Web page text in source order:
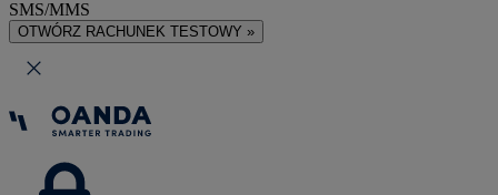
SMS/MMS
OTWÓRZ RACHUNEK TESTOWY »